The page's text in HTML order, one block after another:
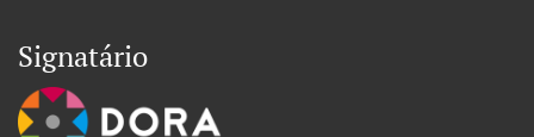
Signatário